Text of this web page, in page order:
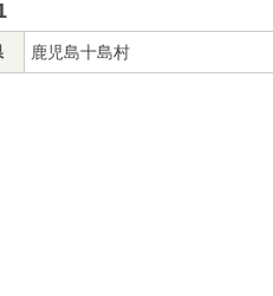
鹿児島十島村